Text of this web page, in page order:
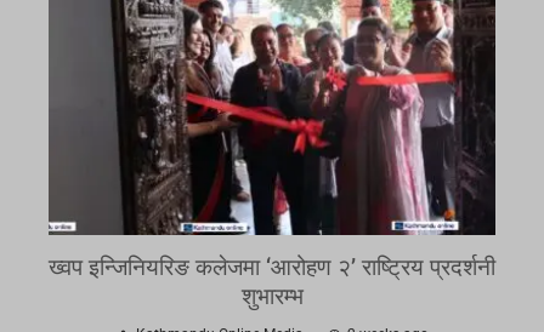
ख्वप इन्जिनियरिङ कलेजमा ‘आरोहण २’ राष्ट्रिय प्रदर्शनी
शुभारम्भ